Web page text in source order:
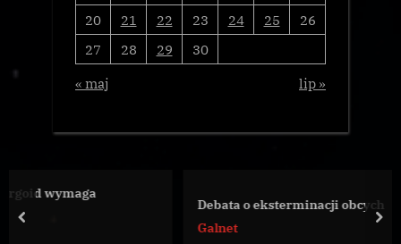
20
21 22 23 24 25
26
27
28 29
30
« maj
lip »
Debata o eksterminacji obcych
prev